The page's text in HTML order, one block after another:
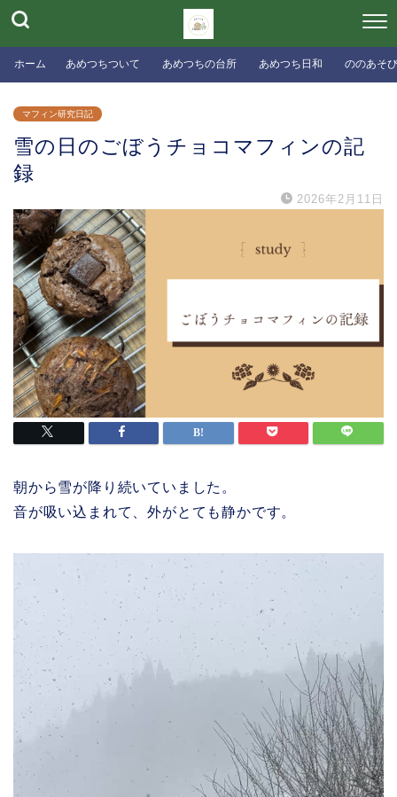
ホーム あめつちついて あめつちの台所 あめつち日和 ののあそ
マフィン研究日記
雪の日のごぼうチョコマフィンの記
録
2026年2月11日
朝から雪が降り続いていました。
音が吸い込まれて、外がとても静かです。